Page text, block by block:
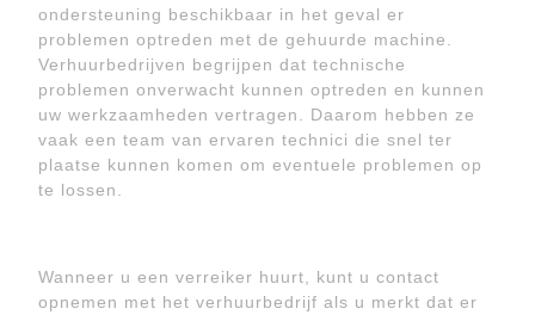
ondersteuning beschikbaar in het geval er
problemen optreden met de gehuurde machine.
Verhuurbedrijven begrijpen dat technische
problemen onverwacht kunnen optreden en kunnen
uw werkzaamheden vertragen. Daarom hebben ze
vaak een team van ervaren technici die snel ter
plaatse kunnen komen om eventuele problemen op
te lossen.
Wanneer u een verreiker huurt, kunt u contact
opnemen met het verhuurbedrijf als u merkt dat er